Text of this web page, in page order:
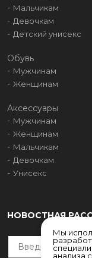
Мальчикам
Девочкам
Детский унисекс
Обувь
Мужчинам
Женщинам
Аксессуары
Мужчинам
Женщинам
Мальчикам
Девочкам
Унисекс
НОВОСТНАЯ
Мы
анализа